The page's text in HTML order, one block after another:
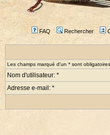
FAQ Rechercher
Les champs marqué d'un * sont obligatoires.
Nom d'utilisateur: *
Adresse e-mail: *